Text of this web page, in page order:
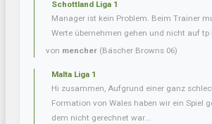
Schottland Liga 1
Manager ist kein Problem. Beim Trainer
Werte übernehmen gehen und nicht auf tp
von mencher (Bäscher Browns 06)
Malta Liga 1
Hi zusammen, Aufgrund einer ganz
Formation von Wales haben wir ein Spiel
dem nicht gerechnet war...